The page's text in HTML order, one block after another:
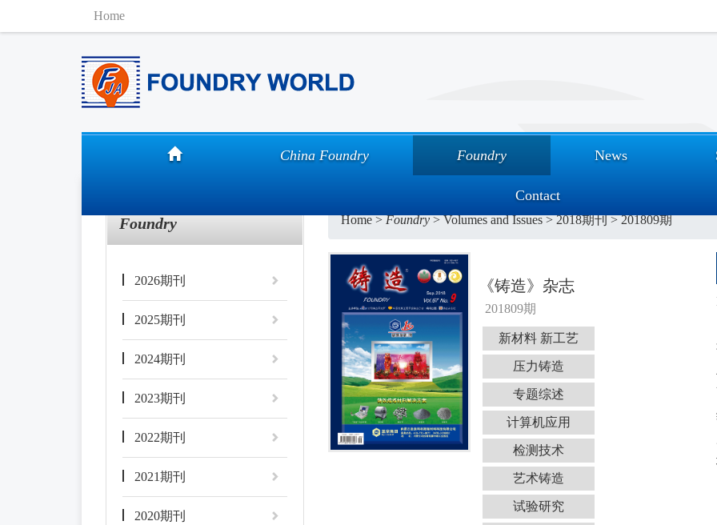
Home
China Foundry Foundry News
Contact
Foundry
2026期刊
2025期刊
2024期刊
2023期刊
2022期刊
2021期刊
2020期刊
Home>Foundry>Volumes and Issues>2018期刊>201809期
《铸造》杂志
201809期
新材料 新工艺
压力铸造
专题综述
计算机应用
检测技术
艺术铸造
试验研究